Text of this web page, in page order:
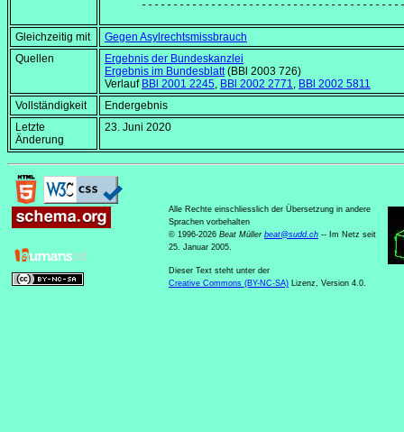
Gleichzeitig mit
Gegen Asylrechtsmissbrauch
Quellen
Ergebnis der Bundeskanzlei
Ergebnis im Bundesblatt(BBl 2003 726)
Verlauf BBl 2001 2245, BBl 2002 2771, BBl 2002 5811
Vollständigkeit
Endergebnis
Letzte
Änderung
23. Juni 2020
Alle Rechte einschliesslich der Übersetzung in andere
Sprachen vorbehalten
© 1996-2026 Beat Müller beat@sudd.ch -- Im Netz seit
25. Januar 2005.
Dieser Text steht unter der
Creative Commons (BY-NC-SA) Lizenz, Version 4.0.